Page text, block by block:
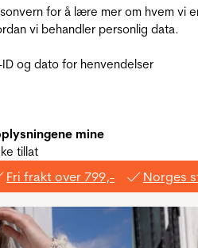
for å lære mer om hvem vi
vi behandler personlig data.
og dato for henvendelser
mine
tillat
Fri frakt over 799,- Norges